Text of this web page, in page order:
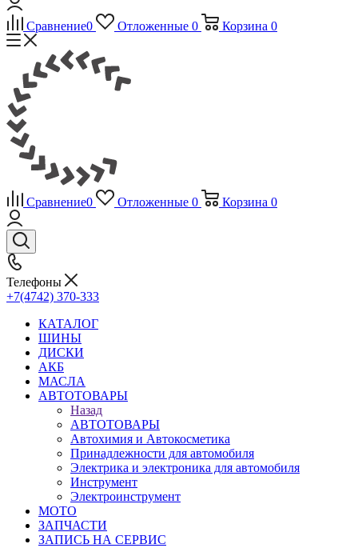
Сравнение0 Отложенные 0 Корзина 0
Сравнение0 Отложенные 0 Корзина 0
Телефоны
+7(4742) 370-333
КАТАЛОГ
ШИНЫ
ДИСКИ
АКБ
МАСЛА
АВТОТОВАРЫ
Назад
АВТОТОВАРЫ
Автохимия и Автокосметика
Принадлежности для автомобиля
Электрика и электроника для автомобиля
Инструмент
Электроинструмент
МОТО
ЗАПЧАСТИ
ЗАПИСЬ НА СЕРВИС